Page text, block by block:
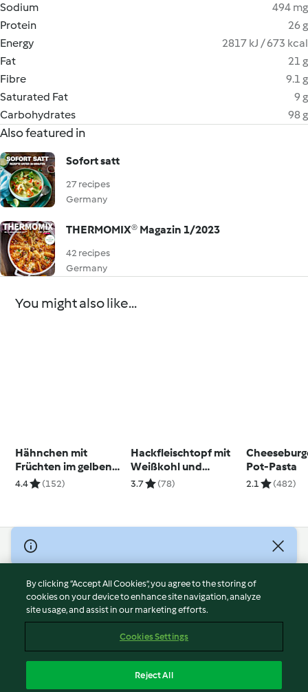
Sodium
494 mg
Protein
26 g
Energy
2817 kJ / 673 kcal
Fat
21 g
Fibre
9.1 g
Saturated Fat
9 g
Carbohydrates
98 g
Also featured in
Sofort satt
27 recipes
Germany
THERMOMIX® Magazin 1/2023
42 recipes
Germany
You might also like...
Hähnchen mit
Früchten im gelben
Meer
4.4 (152)
Hackfleischtopf mit
Weißkohl und
Schupfnudeln
3.7 (78)
Pot-Pasta
2.1 (482)
© Copyright 2026
Terms of Service
Privacy Policy
Disclaimer
Cookies
Withdraw Contract
By clicking “Accept All Cookies”, you agree to the storing of
cookies on your device to enhance site navigation, analyze
site usage, and assist in our marketing efforts.
Cookies Settings
Reject All